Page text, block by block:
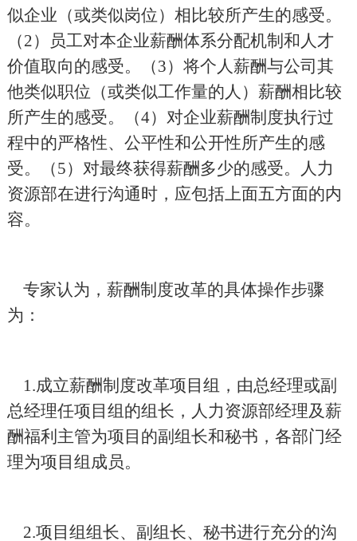
似企业（或类似岗位）相比较所产生的感受。
（2）员工对本企业薪酬体系分配机制和人才
价值取向的感受。（3）将个人薪酬与公司其
他类似职位（或类似工作量的人）薪酬相比较
所产生的感受。（4）对企业薪酬制度执行过
程中的严格性、公平性和公开性所产生的感
受。（5）对最终获得薪酬多少的感受。人力
资源部在进行沟通时，应包括上面五方面的内
容。
专家认为，薪酬制度改革的具体操作步骤
为：
1.成立薪酬制度改革项目组，由总经理或副
总经理任项目组的组长，人力资源部经理及薪
酬福利主管为项目的副组长和秘书，各部门经
理为项目组成员。
2.项目组组长、副组长、秘书进行充分的沟